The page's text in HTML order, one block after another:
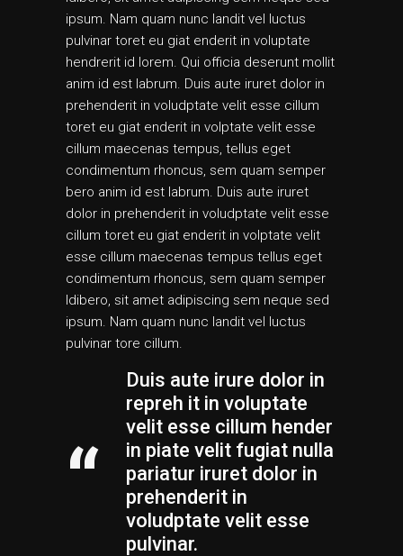
ipsum. Nam quam nunc landit vel luctus
pulvinar toret eu giat enderit in voluptate
hendrerit id lorem. Qui officia deserunt mollit
anim id est labrum. Duis aute iruret dolor in
prehenderit in voludptate velit esse cillum
toret eu giat enderit in volptate velit esse
cillum maecenas tempus, tellus eget
condimentum rhoncus, sem quam semper
bero anim id est labrum. Duis aute iruret
dolor in prehenderit in voludptate velit esse
cillum toret eu giat enderit in volptate velit
esse cillum maecenas tempus tellus eget
condimentum rhoncus, sem quam semper
ldibero, sit amet adipiscing sem neque sed
ipsum. Nam quam nunc landit vel luctus
pulvinar tore cillum.
Duis aute irure dolor in
repreh it in voluptate
velit esse cillum hender
in piate velit fugiat nulla
pariatur iruret dolor in
prehenderit in
voludptate velit esse
pulvinar.